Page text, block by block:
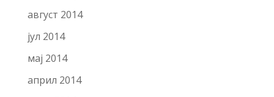
август 2014
јул 2014
мај 2014
април 2014